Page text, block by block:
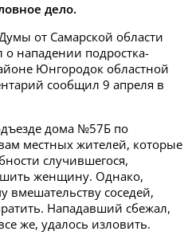
дело.
от Самарской области
о нападении подростка-
Юнгородок областной
сообщил 9 апреля в
дома №57Б по
местных жителей, которые
случившегося,
женщину. Однако,
вмешательству соседей,
Нападавший сбежал,
же, удалось изловить.